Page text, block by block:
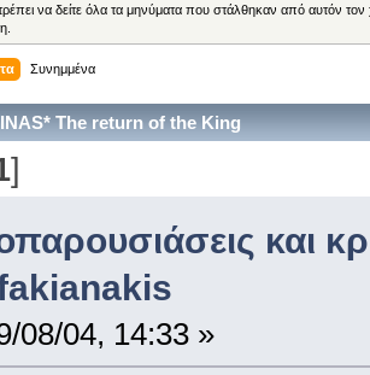
να δείτε όλα τα μηνύματα που στάλθηκαν από αυτόν
Συνημμένα
The return of the King
]
και
08/04, 14:33 »